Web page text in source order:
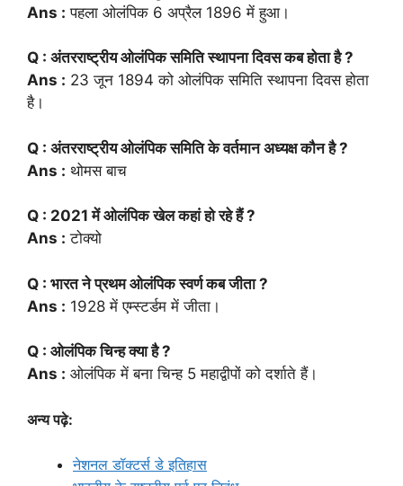
Ans : पहला ओलंपिक 6 अप्रैल 1896 में हुआ।
Q : अंतरराष्ट्रीय ओलंपिक समिति स्थापना दिवस कब होता है?
Ans : 23 जून 1894 को ओलंपिक समिति स्थापना दिवस होता
है।
Q : अंतरराष्ट्रीय ओलंपिक समिति के वर्तमान अध्यक्ष कौन है?
Ans : थोमस बाच
Q : 2021 में ओलंपिक खेल कहां हो रहे हैं?
Ans : टोक्यो
Q : भारत ने प्रथम ओलंपिक स्वर्ण कब जीता?
Ans : 1928 में एम्स्टर्डम में जीता।
Q : ओलंपिक चिन्ह क्या है?
Ans : ओलंपिक में बना चिन्ह 5 महाद्वीपों को दर्शाते हैं।
अन्य पढ़े:
नेशनल डॉक्टर्स डे इतिहास